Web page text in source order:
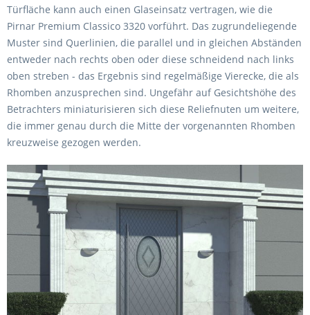
Türfläche kann auch einen Glaseinsatz vertragen, wie die
Pirnar Premium Classico 3320 vorführt. Das zugrundeliegende
Muster sind Querlinien, die parallel und in gleichen Abständen
entweder nach rechts oben oder diese schneidend nach links
oben streben - das Ergebnis sind regelmäßige Vierecke, die als
Rhomben anzusprechen sind. Ungefähr auf Gesichtshöhe des
Betrachters miniaturisieren sich diese Reliefnuten um weitere,
die immer genau durch die Mitte der vorgenannten Rhomben
kreuzweise gezogen werden.